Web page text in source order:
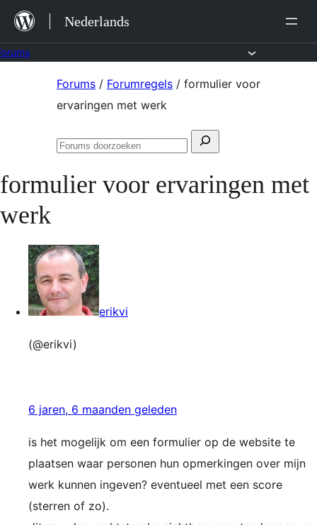
naar
de
Nederlands
Forums / Forumregels / formulier voor
ervaringen met werk
Zoeken
Forums
formulier voor ervaringen met
werk
erikvi
(@erikvi)
6 jaren, 6 maanden geleden
is het mogelijk om een formulier op de website te
plaatsen waar personen hun opmerkingen over mijn
werk kunnen ingeven? eventueel met een score
(sterren of zo).